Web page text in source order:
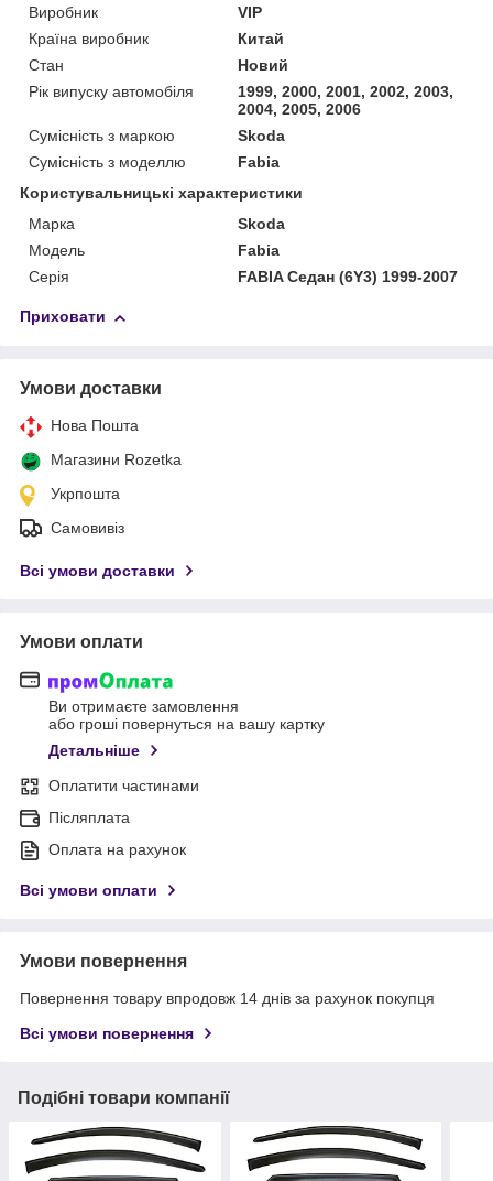
Виробник
VIP
Країна виробник
Китай
Стан
Новий
Рік випуску автомобіля
1999, 2000, 2001, 2002, 2003,
2004, 2005, 2006
Сумісність з маркою
Skoda
Сумісність з моделлю
Fabia
Користувальницькі характеристики
Марка
Skoda
Модель
Fabia
Серія
FABIA Седан (6Y3) 1999-2007
Приховати
Умови доставки
Нова Пошта
Магазини Rozetka
Укрпошта
Самовивіз
Всі умови доставки
Умови оплати
Ви отримаєте замовлення
або гроші повернуться на вашу картку
Детальніше
Оплатити частинами
Післяплата
Оплата на рахунок
Всі умови оплати
Умови повернення
Повернення товару впродовж 14 днів за рахунок покупця
Всі умови повернення
Подібні товари компанії